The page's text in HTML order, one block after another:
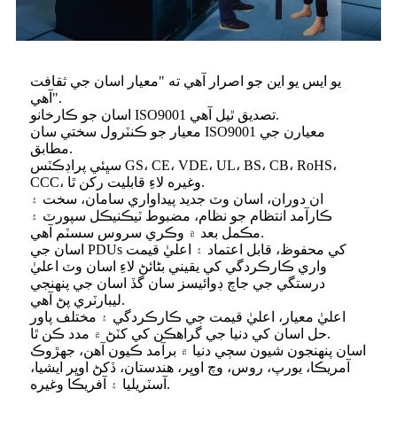
يو ايس يو اين جو اصرار آهي ته "معيار اسان جي ثقافت
آهي".
اسان جو ڪارخانو ISO9001 تصديق ٿيل آهي.
معيار جو ڪنٽرول سختي سان ISO9001 معيارن جي
مطابق.
سڀئي پراڊڪٽس GS، CE، VDE، UL، BS، CB، RoHS،
CCC، وغيره لاءِ قابليت رکن ٿا.
ان دوران، اسان وٽ جديد پيداواري سامان، سخت ۽
ڪارآمد انتظام جو نظام، مضبوط ٽيڪنيڪل سپورٽ ۽
مڪمل بعد ۾ وڪري سروس سسٽم آهي.
اسان جي PDUs کي محفوظ، قابل اعتماد ۽ اعليٰ قيمت
واري ڪارڪردگي کي يقيني بڻائڻ لاءِ اسان وٽ اعليٰ
درستگي جي جاچ ڊوائيسز سان گڏ اسان جي پنهنجي
ليبارٽري پڻ آهي.
اعليٰ معيار، اعليٰ قيمت جي ڪارڪردگي ۽ مختلف پاور
حل اسان کي دنيا جي گراهڪن کي کٽڻ ۾ مدد ڪن ٿا.
اسان پنهنجون شيون سڄي دنيا ۾ برآمد ڪيون آهن، جهڙوڪ
آمريڪا، يورپ، روس، وچ اوڀر، هندستان، ڏکڻ اوڀر ايشيا،
آسٽريليا ۽ آفريڪا وغيره.